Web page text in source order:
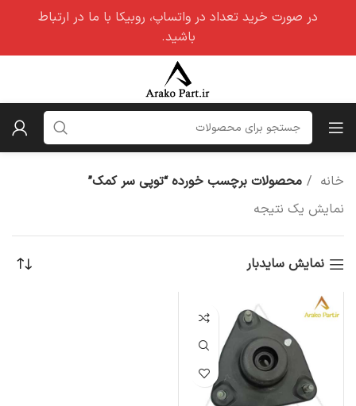
خانه
محصولات برچسب خورده “توپی سر کمک”
نمایش یک نتیجه
نمایش سایدبار
در صورت خرید تعداد در واتساپ، روبیکا با ما در ارتباط
باشید.